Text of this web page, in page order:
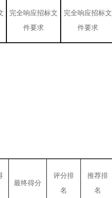
完全响应招标文
件要求
完全响应招标文
件要求
最终得分
评分排
名
推荐排
名